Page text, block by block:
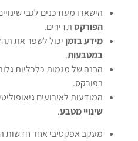
הישארו מעודכנים לגבי
הפורקסתדירים.
מידע בזמןיכול לשפר את
במטבעות.
הבנה של מגמות כלכליות
בפורקס.
המודעות לאירועים
שינויי מטבע.
מעקב אפקטיבי אחר חדשות